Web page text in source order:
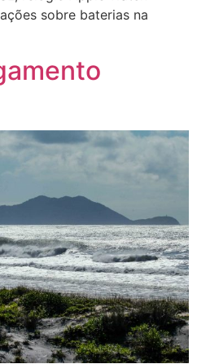
sobre baterias na